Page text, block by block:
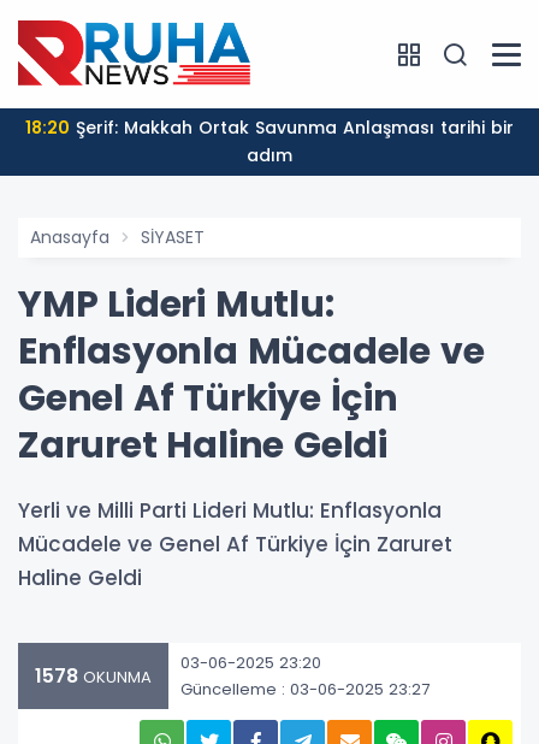
18:20Şerif: Makkah Ortak Savunma Anlaşması tarihi bir
adım
Anasayfa SİYASET
YMP Lideri Mutlu:
Enflasyonla Mücadele ve
Genel Af Türkiye İçin
Zaruret Haline Geldi
Yerli ve Milli Parti Lideri Mutlu: Enflasyonla
Mücadele ve Genel Af Türkiye İçin Zaruret
Haline Geldi
1578 OKUNMA
03-06-2025 23:20
Güncelleme : 03-06-2025 23:27